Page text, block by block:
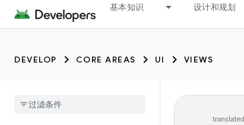
基本知识 设计和规划
DEVELOP CORE AREAS UI VIEWS